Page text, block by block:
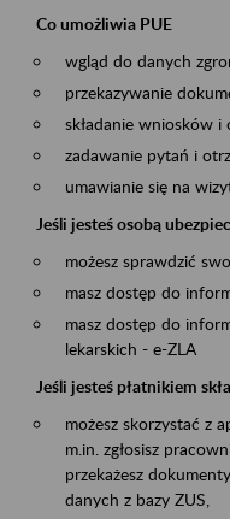
Co umożliwia PUE
wgląd do danych
przekazywanie
składanie wniosków
zadawanie pytań i
umawianie się na
Jeśli jesteś osobą
możesz sprawdzić
masz dostęp do
masz dostęp do
lekarskich - e-ZLA
Jeśli jesteś płatnikiem
możesz skorzystać z
m.in. zgłosisz
przekażesz
danych z bazy ZUS,